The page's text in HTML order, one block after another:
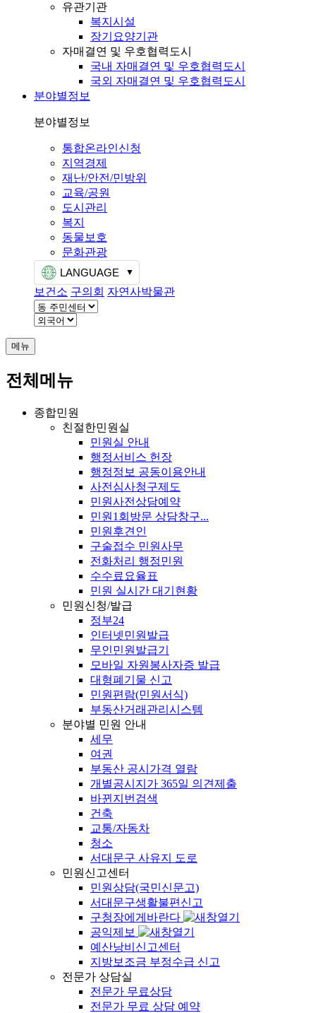
유관기관
복지시설
장기요양기관
자매결연 및 우호협력도시
국내 자매결연 및 우호협력도시
국외 자매결연 및 우호협력도시
분야별정보
분야별정보
통합온라인신청
지역경제
재난/안전/민방위
교육/공원
도시관리
복지
동물보호
문화관광
LANGUAGE
보건소 구의회 자연사박물관
메뉴
전체메뉴
종합민원
친절한민원실
민원실 안내
행정서비스 헌장
행정정보 공동이용안내
사전심사청구제도
민원사전상담예약
민원1회방문 상담창구...
민원후견인
구술접수 민원사무
전화처리 행정민원
수수료요율표
민원 실시간 대기현황
민원신청/발급
정부24
인터넷민원발급
무인민원발급기
모바일 자원봉사자증 발급
대형폐기물 신고
민원편람(민원서식)
부동산거래관리시스템
분야별 민원 안내
세무
여권
부동산 공시가격 열람
개별공시지가 365일 의견제출
바뀐지번검색
건축
교통/자동차
청소
서대문구 사유지 도로
민원신고센터
민원상담(국민신문고)
서대문구생활불편신고
구청장에게바란다
공익제보
예산낭비신고센터
지방보조금 부정수급 신고
전문가 상담실
전문가 무료상담
전문가 무료 상담 예약